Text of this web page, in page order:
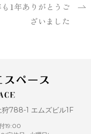
1年ありがとうご
ざいました
788-1 エムズビル1F
19:00